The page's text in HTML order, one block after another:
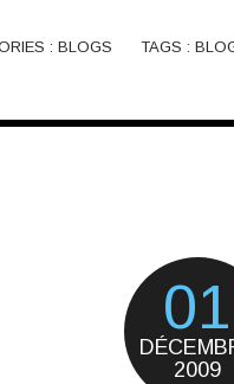
: BLOGS TAGS :
01
2009